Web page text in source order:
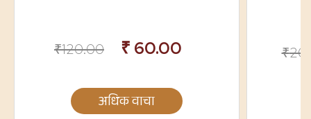
₹120.00 ₹ 60.00
अधिक वाचा
₹